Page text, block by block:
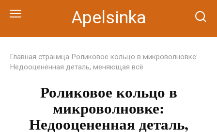
Apelsinka
Главная страница Роликовое кольцо в микроволновке:
Недооцененная деталь, меняющая всё
Роликовое кольцо в
микроволновке:
Недооцененная деталь,